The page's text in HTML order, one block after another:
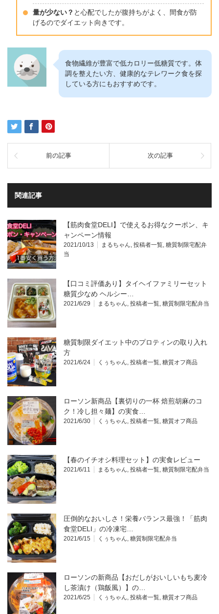
量が少ない？ と心配でしたが腹持ちがよく、間食が防
げるのでダイエット向きです。
食物繊維が豊富で低カロリー低糖質です。体
調を整えたい方、健康的なテレワーク食を探
している方にもおすすめです。
前の記事 次の記事
関連記事
【筋肉食堂DELI】で使えるお得なクーポン、キ
ャンペーン情報
2021/10/13 まるちゃん, 投稿者一覧, 糖質制限宅配弁
当
【口コミ評価あり】タイヘイファミリーセット
糖質少なめ ヘルシー…
2021/6/29 まるちゃん, 投稿者一覧, 糖質制限宅配弁当
糖質制限ダイエット中のプロティンの取り入れ
方
2021/6/24 くぅちゃん, 投稿者一覧, 糖質オフ商品
ローソン新商品【裏切りの一杯 焙煎胡麻のコ
ク！冷し担々麺】の実食…
2021/6/30 くぅちゃん, 投稿者一覧, 糖質オフ商品
【春のイチオシ料理セット】の実食レビュー
2021/6/11 まるちゃん, 投稿者一覧, 糖質制限宅配弁当
圧倒的なおいしさ！栄養バランス最強！「筋肉
食堂DELI」の冷凍宅…
2021/6/15 くぅちゃん, 糖質制限宅配弁当
ローソンの新商品【おだしがおいしいもち麦冷
し茶漬け（鶏飯風）】の…
2021/6/25 くぅちゃん, 投稿者一覧, 糖質オフ商品